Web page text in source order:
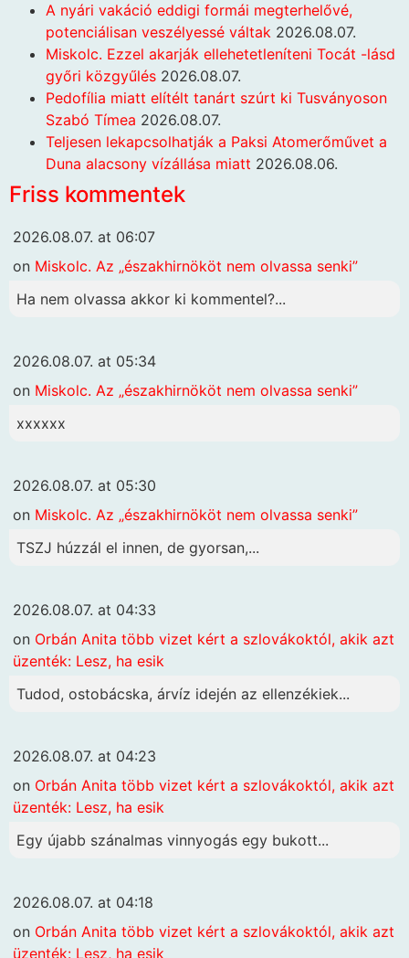
A nyári vakáció eddigi formái megterhelővé,
potenciálisan veszélyessé váltak 2026.08.07.
Miskolc. Ezzel akarják ellehetetleníteni Tocát -lásd
győri közgyűlés 2026.08.07.
Pedofília miatt elítélt tanárt szúrt ki Tusványoson
Szabó Tímea 2026.08.07.
Teljesen lekapcsolhatják a Paksi Atomerőművet a
Duna alacsony vízállása miatt 2026.08.06.
Friss kommentek
2026.08.07. at 06:07
on Miskolc. Az „északhirnököt nem olvassa senki”
Ha nem olvassa akkor ki kommentel?...
2026.08.07. at 05:34
on Miskolc. Az „északhirnököt nem olvassa senki”
xxxxxx
2026.08.07. at 05:30
on Miskolc. Az „északhirnököt nem olvassa senki”
TSZJ húzzál el innen, de gyorsan,...
2026.08.07. at 04:33
on Orbán Anita több vizet kért a szlovákoktól, akik azt
üzenték: Lesz, ha esik
Tudod, ostobácska, árvíz idején az ellenzékiek...
2026.08.07. at 04:23
on Orbán Anita több vizet kért a szlovákoktól, akik azt
üzenték: Lesz, ha esik
Egy újabb szánalmas vinnyogás egy bukott...
2026.08.07. at 04:18
on Orbán Anita több vizet kért a szlovákoktól, akik azt
üzenték: Lesz, ha esik